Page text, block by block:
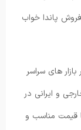
پاندا خواب
های سراسر
و ایرانی در
قیمت مناسب و